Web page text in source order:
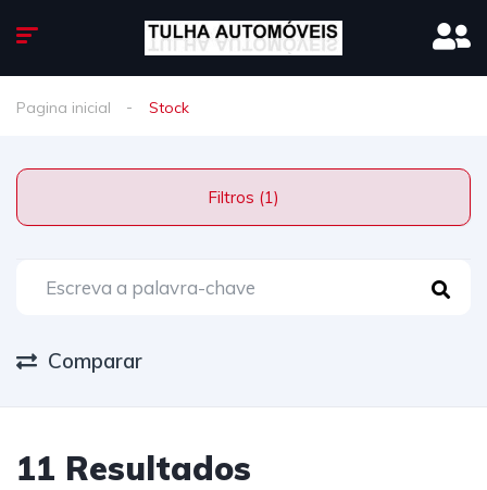
Pagina inicial Stock
Filtros (1)
Comparar
11 Resultados